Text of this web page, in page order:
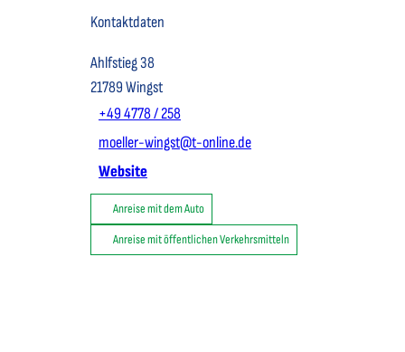
Kontaktdaten
Ahlfstieg 38
21789Wingst
+49 4778 / 258
moeller-wingst@t-online.de
Website
Anreise mit dem Auto
Anreise mit öffentlichen Verkehrsmitteln